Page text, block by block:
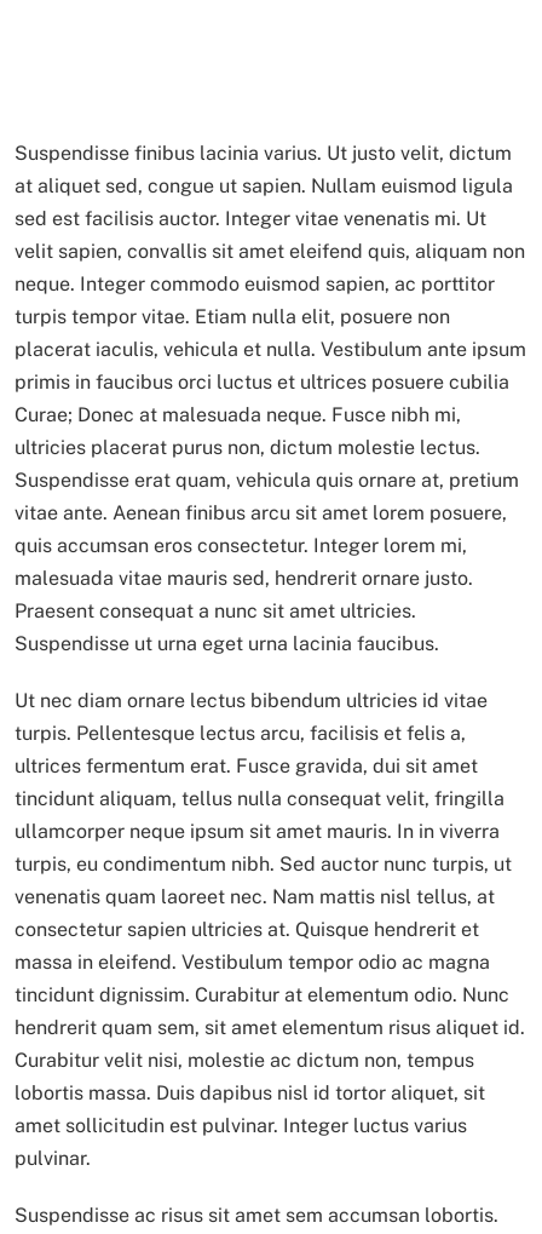
Suspendisse finibus lacinia varius. Ut justo velit, dictum
at aliquet sed, congue ut sapien. Nullam euismod ligula
sed est facilisis auctor. Integer vitae venenatis mi. Ut
velit sapien, convallis sit amet eleifend quis, aliquam non
neque. Integer commodo euismod sapien, ac porttitor
turpis tempor vitae. Etiam nulla elit, posuere non
placerat iaculis, vehicula et nulla. Vestibulum ante ipsum
primis in faucibus orci luctus et ultrices posuere cubilia
Curae; Donec at malesuada neque. Fusce nibh mi,
ultricies placerat purus non, dictum molestie lectus.
Suspendisse erat quam, vehicula quis ornare at, pretium
vitae ante. Aenean finibus arcu sit amet lorem posuere,
quis accumsan eros consectetur. Integer lorem mi,
malesuada vitae mauris sed, hendrerit ornare justo.
Praesent consequat a nunc sit amet ultricies.
Suspendisse ut urna eget urna lacinia faucibus.
Ut nec diam ornare lectus bibendum ultricies id vitae
turpis. Pellentesque lectus arcu, facilisis et felis a,
ultrices fermentum erat. Fusce gravida, dui sit amet
tincidunt aliquam, tellus nulla consequat velit, fringilla
ullamcorper neque ipsum sit amet mauris. In in viverra
turpis, eu condimentum nibh. Sed auctor nunc turpis, ut
venenatis quam laoreet nec. Nam mattis nisl tellus, at
consectetur sapien ultricies at. Quisque hendrerit et
massa in eleifend. Vestibulum tempor odio ac magna
tincidunt dignissim. Curabitur at elementum odio. Nunc
hendrerit quam sem, sit amet elementum risus aliquet id.
Curabitur velit nisi, molestie ac dictum non, tempus
lobortis massa. Duis dapibus nisl id tortor aliquet, sit
amet sollicitudin est pulvinar. Integer luctus varius
pulvinar.
Suspendisse ac risus sit amet sem accumsan lobortis.